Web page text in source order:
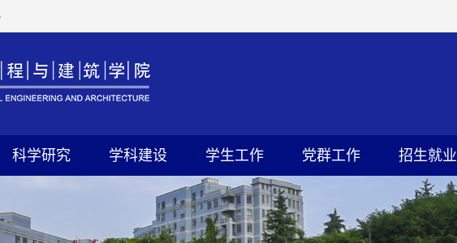
科学研究 学科建设 学生工作 党群工作 招生就业